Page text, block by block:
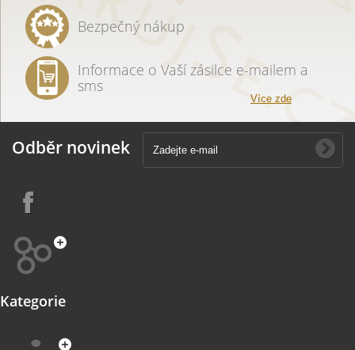
Bezpečný nákup
Informace o Vaší zásilce e-mailem a
sms
Více zde
Odběr novinek
Kategorie